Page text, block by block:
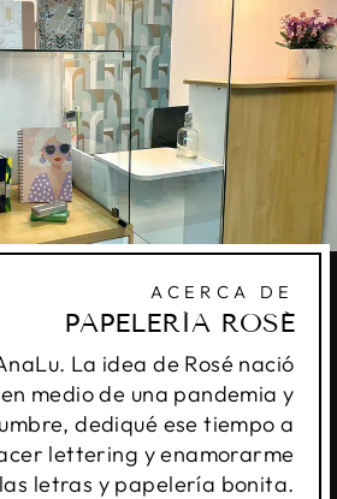
ACERCA DE
PAPELERÍA ROSÉ
La idea de Rosé nació
medio de una pandemia y
dediqué ese tiempo a
lettering y enamorarme
letras y papelería bonita.